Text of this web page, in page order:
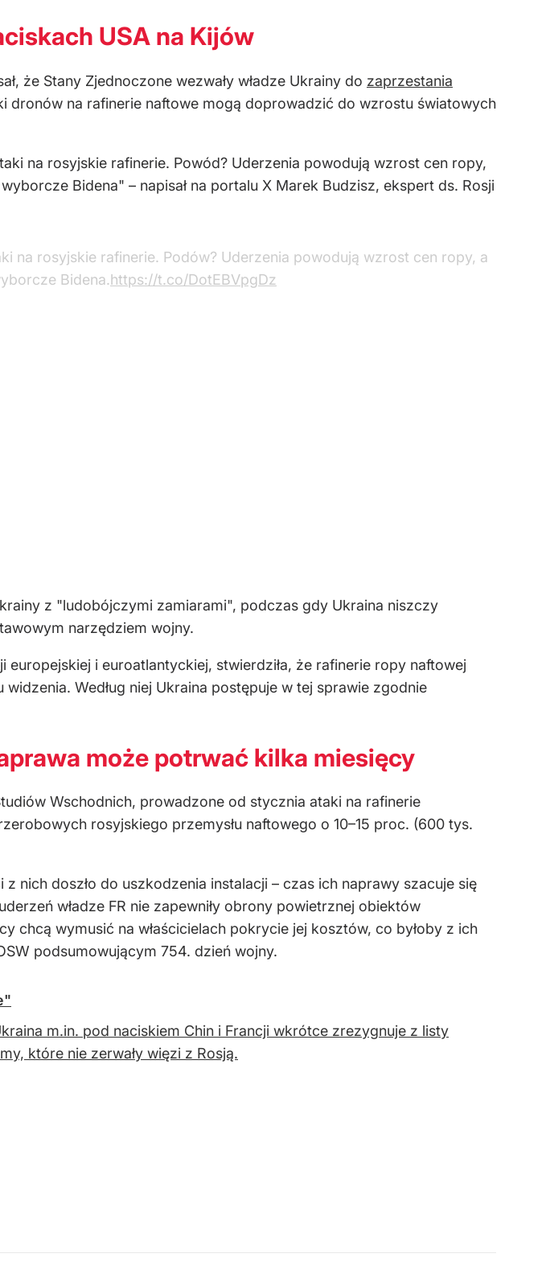
USA na Kijów
że Stany Zjednoczone wezwały władze Ukrainy do zaprzestania
dronów na rafinerie naftowe mogą doprowadzić do wzrostu światowych
na rosyjskie rafinerie. Powód? Uderzenia powodują wzrost cen ropy,
Bidena" – napisał na portalu X Marek Budzisz, ekspert ds. Rosji
na rosyjskie rafinerie. Podów? Uderzenia powodują wzrost cen ropy, a
Bidena.https://t.co/DotEBVpgDz
z "ludobójczymi zamiarami", podczas gdy Ukraina niszczy
narzędziem wojny.
i euroatlantyckiej, stwierdziła, że rafinerie ropy naftowej
Według niej Ukraina postępuje w tej sprawie zgodnie
może potrwać kilka miesięcy
Wschodnich, prowadzone od stycznia ataki na rafinerie
rosyjskiego przemysłu naftowego o 10–15 proc. (600 tys.
nich doszło do uszkodzenia instalacji – czas ich naprawy szacuje się
władze FR nie zapewniły obrony powietrznej obiektów
chcą wymusić na właścicielach pokrycie jej kosztów, co byłoby z ich
podsumowującym 754. dzień wojny.
m.in. pod naciskiem Chin i Francji wkrótce zrezygnuje z listy
które nie zerwały więzi z Rosją.